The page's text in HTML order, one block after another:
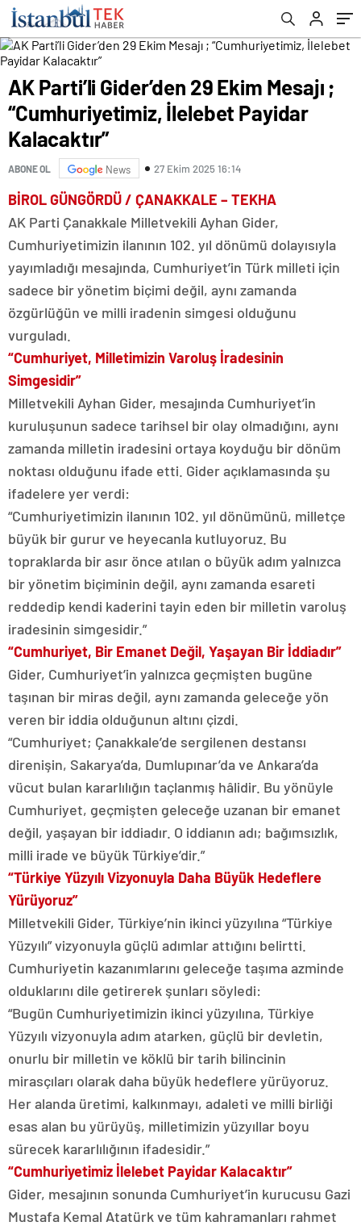
Kalacaktır”
AK Parti’li Gider’den 29 Ekim Mesajı ;
“Cumhuriyetimiz, İlelebet Payidar
Kalacaktır”
ABONE OL News 27 Ekim 2025 16:14
BİROL GÜNGÖRDÜ / ÇANAKKALE – TEKHA
AK Parti Çanakkale Milletvekili Ayhan Gider,
Cumhuriyetimizin ilanının 102. yıl dönümü dolayısıyla
yayımladığı mesajında, Cumhuriyet’in Türk milleti için
sadece bir yönetim biçimi değil, aynı zamanda
özgürlüğün ve milli iradenin simgesi olduğunu
vurguladı.
“Cumhuriyet, Milletimizin Varoluş İradesinin
Simgesidir”
Milletvekili Ayhan Gider, mesajında Cumhuriyet’in
kuruluşunun sadece tarihsel bir olay olmadığını, aynı
zamanda milletin iradesini ortaya koyduğu bir dönüm
noktası olduğunu ifade etti. Gider açıklamasında şu
ifadelere yer verdi:
“Cumhuriyetimizin ilanının 102. yıl dönümünü, milletçe
büyük bir gurur ve heyecanla kutluyoruz. Bu
topraklarda bir asır önce atılan o büyük adım yalnızca
bir yönetim biçiminin değil, aynı zamanda esareti
reddedip kendi kaderini tayin eden bir milletin varoluş
iradesinin simgesidir.”
“Cumhuriyet, Bir Emanet Değil, Yaşayan Bir İddiadır”
Gider, Cumhuriyet’in yalnızca geçmişten bugüne
taşınan bir miras değil, aynı zamanda geleceğe yön
veren bir iddia olduğunun altını çizdi.
“Cumhuriyet; Çanakkale’de sergilenen destansı
direnişin, Sakarya’da, Dumlupınar’da ve Ankara’da
vücut bulan kararlılığın taçlanmış hâlidir. Bu yönüyle
Cumhuriyet, geçmişten geleceğe uzanan bir emanet
değil, yaşayan bir iddiadır. O iddianın adı; bağımsızlık,
milli irade ve büyük Türkiye’dir.”
“Türkiye Yüzyılı Vizyonuyla Daha Büyük Hedeflere
Yürüyoruz”
Milletvekili Gider, Türkiye’nin ikinci yüzyılına “Türkiye
Yüzyılı” vizyonuyla güçlü adımlar attığını belirtti.
Cumhuriyetin kazanımlarını geleceğe taşıma azminde
olduklarını dile getirerek şunları söyledi:
“Bugün Cumhuriyetimizin ikinci yüzyılına, Türkiye
Yüzyılı vizyonuyla adım atarken, güçlü bir devletin,
onurlu bir milletin ve köklü bir tarih bilincinin
mirasçıları olarak daha büyük hedeflere yürüyoruz.
Her alanda üretimi, kalkınmayı, adaleti ve milli birliği
esas alan bu yürüyüş, milletimizin yüzyıllar boyu
sürecek kararlılığının ifadesidir.”
“Cumhuriyetimiz İlelebet Payidar Kalacaktır”
Gider, mesajının sonunda Cumhuriyet’in kurucusu Gazi
Mustafa Kemal Atatürk ve tüm kahramanları rahmet